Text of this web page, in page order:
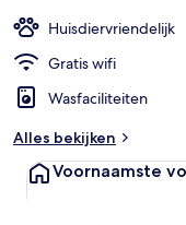
Huisdiervriendelijk
Gratis wifi
Wasfaciliteiten
Alles bekijken
Voornaamste